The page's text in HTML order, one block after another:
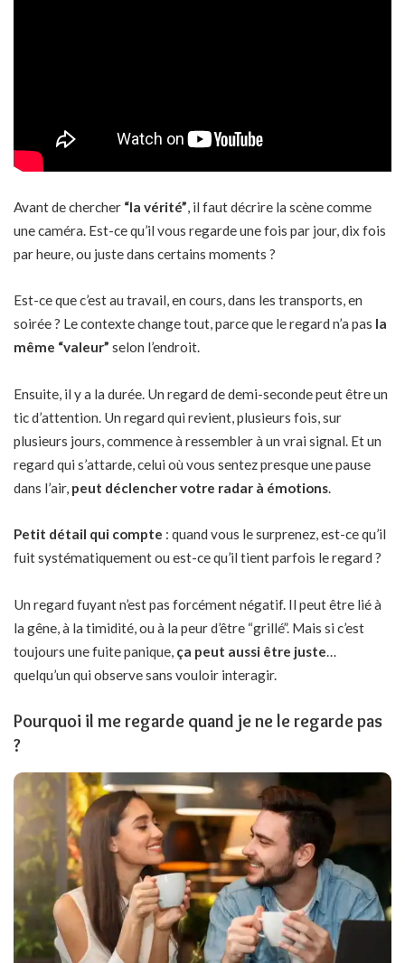
Avant de chercher “la vérité”, il faut décrire la scène comme
une caméra. Est-ce qu’il vous regarde une fois par jour, dix fois
par heure, ou juste dans certains moments ?
Est-ce que c’est au travail, en cours, dans les transports, en
soirée ? Le contexte change tout, parce que le regard n’a pas la
même “valeur” selon l’endroit.
Ensuite, il y a la durée. Un regard de demi-seconde peut être un
tic d’attention. Un regard qui revient, plusieurs fois, sur
plusieurs jours, commence à ressembler à un vrai signal. Et un
regard qui s’attarde, celui où vous sentez presque une pause
dans l’air, peut déclencher votre radar à émotions.
Petit détail qui compte : quand vous le surprenez, est-ce qu’il
fuit systématiquement ou est-ce qu’il tient parfois le regard ?
Un regard fuyant n’est pas forcément négatif. Il peut être lié à
la gêne, à la timidité, ou à la peur d’être “grillé”. Mais si c’est
toujours une fuite panique, ça peut aussi être juste…
quelqu’un qui observe sans vouloir interagir.
Pourquoi il me regarde quand je ne le regarde pas
?